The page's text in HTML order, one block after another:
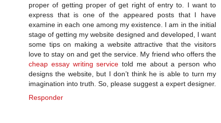
proper of getting proper of get right of entry to. I want to
express that is one of the appeared posts that I have
examine in each one among my existence. I am in the initial
stage of getting my website designed and developed, I want
some tips on making a website attractive that the visitors
love to stay on and get the service. My friend who offers the
cheap essay writing service told me about a person who
designs the website, but I don’t think he is able to turn my
imagination into truth. So, please suggest a expert designer.
Responder